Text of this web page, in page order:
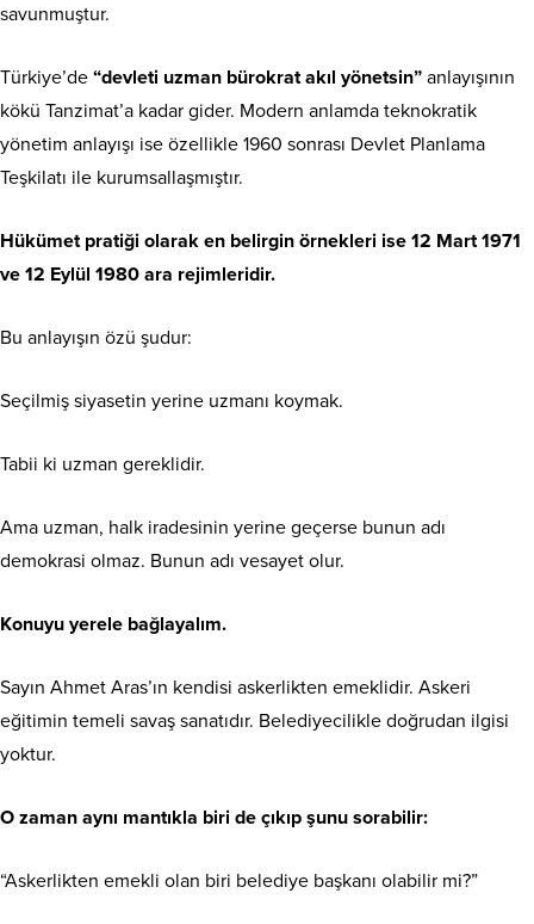
savunmuştur.
Türkiye’de “devleti uzman bürokrat akıl yönetsin” anlayışının
kökü Tanzimat’a kadar gider. Modern anlamda teknokratik
yönetim anlayışı ise özellikle 1960 sonrası Devlet Planlama
Teşkilatı ile kurumsallaşmıştır.
Hükümet pratiği olarak en belirgin örnekleri ise 12 Mart 1971
ve 12 Eylül 1980 ara rejimleridir.
Bu anlayışın özü şudur:
Seçilmiş siyasetin yerine uzmanı koymak.
Tabii ki uzman gereklidir.
Ama uzman, halk iradesinin yerine geçerse bunun adı
demokrasi olmaz. Bunun adı vesayet olur.
Konuyu yerele bağlayalım.
Sayın Ahmet Aras’ın kendisi askerlikten emeklidir. Askeri
eğitimin temeli savaş sanatıdır. Belediyecilikle doğrudan ilgisi
yoktur.
O zaman aynı mantıkla biri de çıkıp şunu sorabilir:
“Askerlikten emekli olan biri belediye başkanı olabilir mi?”